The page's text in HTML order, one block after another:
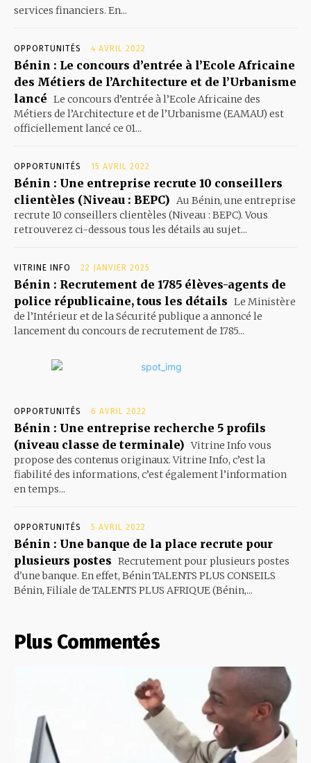
services financiers. En...
OPPORTUNITÉS 4 AVRIL 2022
Bénin : Le concours d’entrée à l’Ecole Africaine
des Métiers de l’Architecture et de l’Urbanisme
lancé Le concours d’entrée à l’Ecole Africaine des
Métiers de l’Architecture et de l’Urbanisme (EAMAU) est
officiellement lancé ce 01...
OPPORTUNITÉS 15 AVRIL 2022
Bénin : Une entreprise recrute 10 conseillers
clientèles (Niveau : BEPC) Au Bénin, une entreprise
recrute 10 conseillers clientèles (Niveau : BEPC). Vous
retrouverez ci-dessous tous les détails au sujet...
VITRINE INFO 22 JANVIER 2025
Bénin : Recrutement de 1785 élèves-agents de
police républicaine, tous les détails Le Ministère
de l’Intérieur et de la Sécurité publique a annoncé le
lancement du concours de recrutement de 1785...
OPPORTUNITÉS 6 AVRIL 2022
Bénin : Une entreprise recherche 5 profils
(niveau classe de terminale) Vitrine Info vous
propose des contenus originaux. Vitrine Info, c’est la
fiabilité des informations, c’est également l’information
en temps...
OPPORTUNITÉS 5 AVRIL 2022
Bénin : Une banque de la place recrute pour
plusieurs postes Recrutement pour plusieurs postes
d'une banque. En effet, Bénin TALENTS PLUS CONSEILS
Bénin, Filiale de TALENTS PLUS AFRIQUE (Bénin,...
Plus Commentés